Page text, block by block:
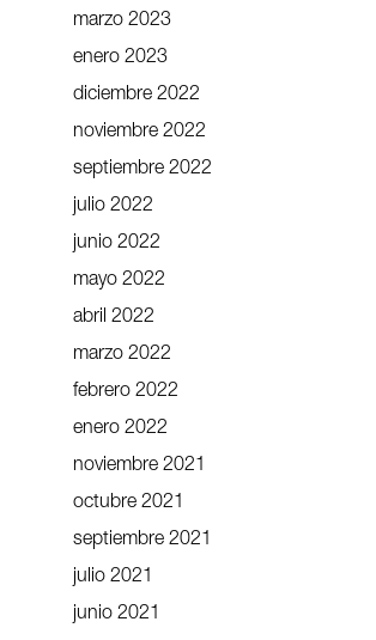
marzo 2023
enero 2023
diciembre 2022
noviembre 2022
septiembre 2022
julio 2022
junio 2022
mayo 2022
abril 2022
marzo 2022
febrero 2022
enero 2022
noviembre 2021
octubre 2021
septiembre 2021
julio 2021
junio 2021